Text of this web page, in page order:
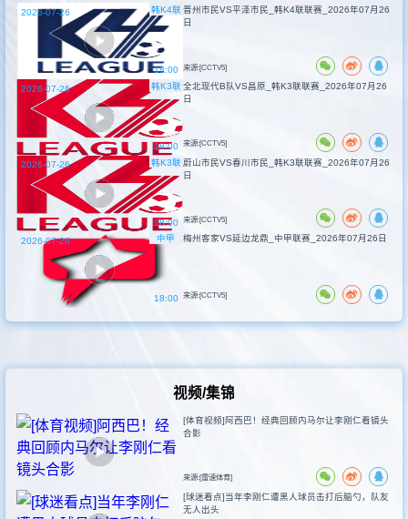
韩K4联
18:00
2026-07-26
晋州市民VS平泽市民_韩K4联联赛_2026年07月26
日
来源:[CCTV5]
韩K3联
18:00
2026-07-26
全北现代B队VS昌原_韩K3联联赛_2026年07月26
日
来源:[CCTV5]
韩K3联
18:00
2026-07-26
蔚山市民VS春川市民_韩K3联联赛_2026年07月26
日
来源:[CCTV5]
中甲
18:00
2026-07-26 梅州客家VS延边龙鼎_中甲联赛_2026年07月26日
来源:[CCTV5]
视频/集锦
[体育视频]阿西巴！经典回顾内马尔让李刚仁看镜头
合影
来源:[雷速体育]
[球迷看点]当年李刚仁遭黑人球员击打后脑勺，队友
无人出头